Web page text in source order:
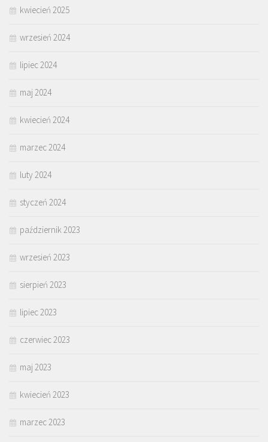
kwiecień 2025
wrzesień 2024
lipiec 2024
maj 2024
kwiecień 2024
marzec 2024
luty 2024
styczeń 2024
październik 2023
wrzesień 2023
sierpień 2023
lipiec 2023
czerwiec 2023
maj 2023
kwiecień 2023
marzec 2023